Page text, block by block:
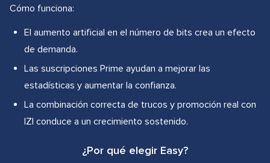
Cómo funciona:
El aumento artificial en el número de bits crea un efecto
de demanda.
Las suscripciones Prime ayudan a mejorar las
estadísticas y aumentar la confianza.
La combinación correcta de trucos y promoción real con
IZI conduce a un crecimiento sostenido.
¿Por qué elegir Easy?